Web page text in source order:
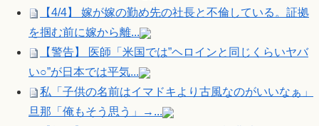
【4/4】 嫁が嫁の勤め先の社長と不倫している。証拠
を掴む前に嫁から離...
【警告】 医師「米国では”ヘロインと同じくらいヤバ
い○”が日本では平気...
私「子供の名前はイマドキより古風なのがいいなぁ」
旦那「俺もそう思う」→...